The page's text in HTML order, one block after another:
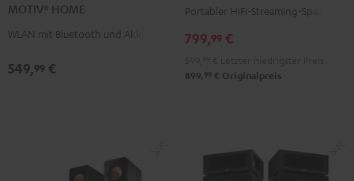
Schwarz
Weiß
MOTIV® HOME
WLAN mit Bluetooth und Akku
549,99 €
Schwarz
Portabler HiFi-Streaming-Speaker
799,99 €
899, 99 € Originalpreis